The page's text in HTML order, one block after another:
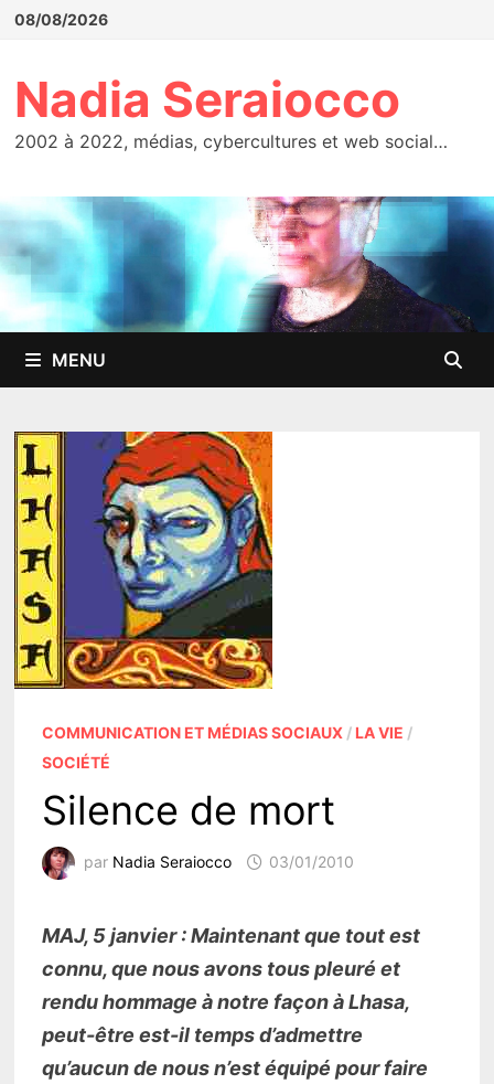
Passer
08/08/2026
Nadia Seraiocco
2002 à 2022, médias, cybercultures et web social…
MENU
COMMUNICATION ET MÉDIAS SOCIAUX/ LA VIE /
SOCIÉTÉ
Silence de mort
par Nadia Seraiocco 03/01/2010
MAJ, 5 janvier : Maintenant que tout est
connu, que nous avons tous pleuré et
rendu hommage à notre façon à Lhasa,
peut-être est-il temps d’admettre
qu’aucun de nous n’est équipé pour faire